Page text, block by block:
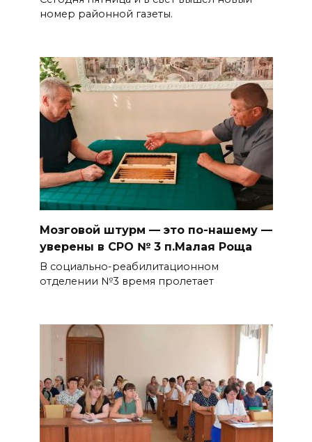
номер районной газеты.
Мозговой штурм — это по-нашему —
уверены в СРО № 3 п.Малая Роща
В социально-реабилитационном
отделении №3 время пролетает